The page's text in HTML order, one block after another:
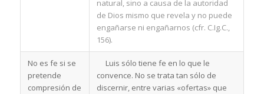
natural, sino a causa de la autoridad
de Dios mismo que revela y no puede
engañarse ni engañarnos (cfr. C.Ig.C.,
156).
No es fe si se
pretende
compresión de
Luis sólo tiene fe en lo que le
convence. No se trata tan sólo de
discernir, entre varias «ofertas» que